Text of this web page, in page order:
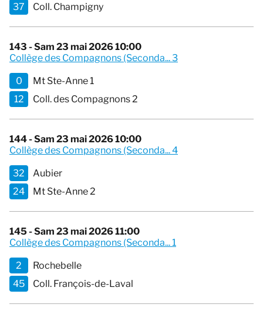
37
Coll. Champigny
143 - Sam 23 mai 2026 10:00
Collège des Compagnons (Seconda... 3
0
Mt Ste-Anne 1
12
Coll. des Compagnons 2
144 - Sam 23 mai 2026 10:00
Collège des Compagnons (Seconda... 4
32
Aubier
24
Mt Ste-Anne 2
145 - Sam 23 mai 2026 11:00
Collège des Compagnons (Seconda... 1
2
Rochebelle
45
Coll. François-de-Laval